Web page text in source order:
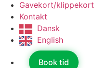
Gavekort/klippekort
Kontakt
Dansk
English
Book tid